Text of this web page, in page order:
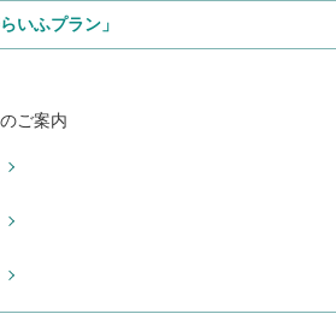
いふプラン」
ご案内